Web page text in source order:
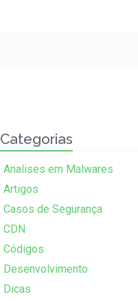
Categorias
Analises em Malwares
Artigos
Casos de Segurança
CDN
Códigos
Desenvolvimento
Dicas